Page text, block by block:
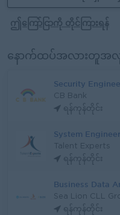
ဤကြော်ငြာကို တိုင်ကြားရန်
နောက်ထပ်အလားတူအလုပ်
Security
CB Bank
ရန်ကုန်တိုင်း
System
Talent Experts
ရန်ကုန်တိုင်း
Business Data
Sea Lion CLL
ရန်ကုန်တိုင်း